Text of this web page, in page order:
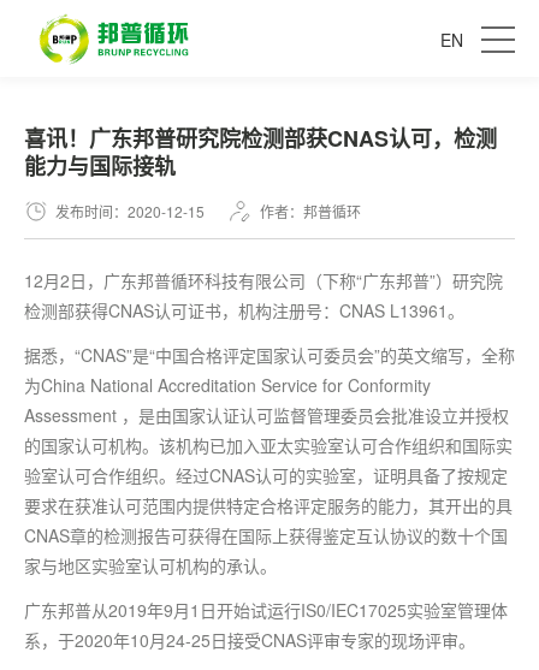
EN
喜讯！广东邦普研究院检测部获CNAS认可，检测
能力与国际接轨
发布时间：2020-12-15 作者：邦普循环
12月2日，广东邦普循环科技有限公司（下称“广东邦普”）研究院
检测部获得CNAS认可证书，机构注册号：CNAS L13961。
据悉，“CNAS”是“中国合格评定国家认可委员会”的英文缩写，全称
为China National Accreditation Service for Conformity
Assessment ，是由国家认证认可监督管理委员会批准设立并授权
的国家认可机构。该机构已加入亚太实验室认可合作组织和国际实
验室认可合作组织。经过CNAS认可的实验室，证明具备了按规定
要求在获准认可范围内提供特定合格评定服务的能力，其开出的具
CNAS章的检测报告可获得在国际上获得鉴定互认协议的数十个国
家与地区实验室认可机构的承认。
广东邦普从2019年9月1日开始试运行IS0/IEC17025实验室管理体
系，于2020年10月24-25日接受CNAS评审专家的现场评审。